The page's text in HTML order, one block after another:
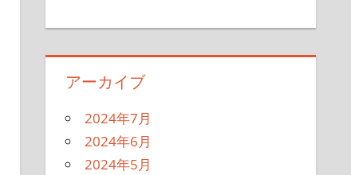
アーカイブ
2024年7月
2024年6月
2024年5月